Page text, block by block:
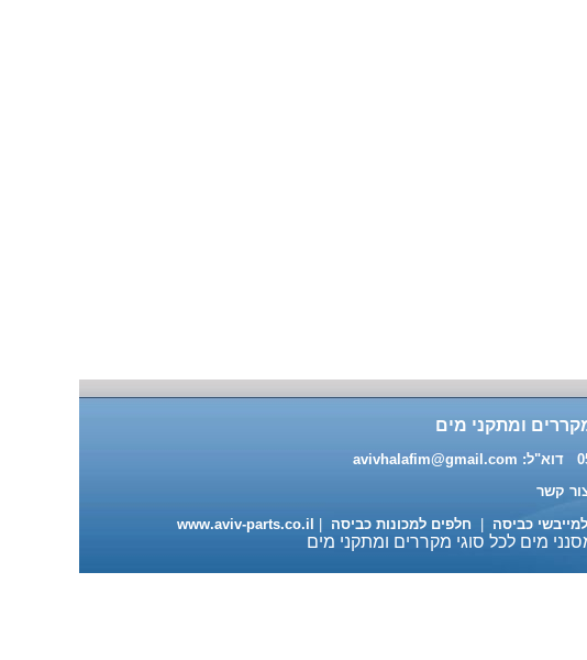
ומתקני מים
avivhalafim@gmail.com
קשר
כביסה חלפים למכונות כביסה www.aviv-parts.co.il
מים לכל סוגי מקררים ומתקני מים